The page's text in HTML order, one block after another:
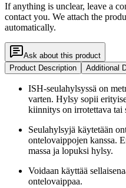
If anything is unclear, leave a
contact you. We attach the
automatically.
Ask about this product
Product Description
Additional
ISH-seulahylsyssä on
varten. Hylsy sopii
kiinnitys on irrotettava tai
Seulahylsyjä käytetään
ontelovaippojen kanssa.
massa ja lopuksi hylsy.
Voidaan käyttää
ontelovaippaa.